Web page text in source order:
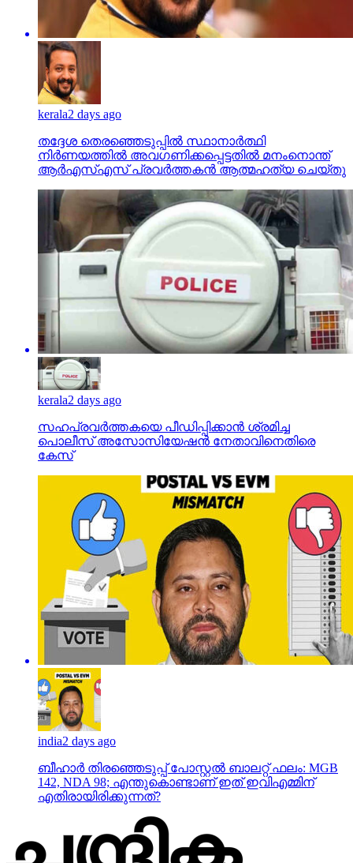
kerala2 days ago
തദ്ദേശ തെരഞ്ഞെടുപ്പില്‍ സ്ഥാനാര്‍ത്ഥി
നിര്‍ണയത്തില്‍ അവഗണിക്കപ്പെട്ടതില്‍ മനംനൊന്ത്
ആര്‍എസ്എസ് പ്രവര്‍ത്തകന്‍ ആത്മഹത്യ ചെയ്തു
kerala2 days ago
സഹപ്രവര്‍ത്തകയെ പീഡിപ്പിക്കാന്‍ ശ്രമിച്ച
പൊലീസ് അസോസിയേഷന്‍ നേതാവിനെതിരെ
കേസ്
india2 days ago
ബീഹാർ തിരഞ്ഞെടുപ്പ് പോസ്റ്റൽ ബാലറ്റ് ഫലം: MGB
142, NDA 98; എന്തുകൊണ്ടാണ് ഇത് ഇവിഎമ്മിന്
എതിരായിരിക്കുന്നത്?